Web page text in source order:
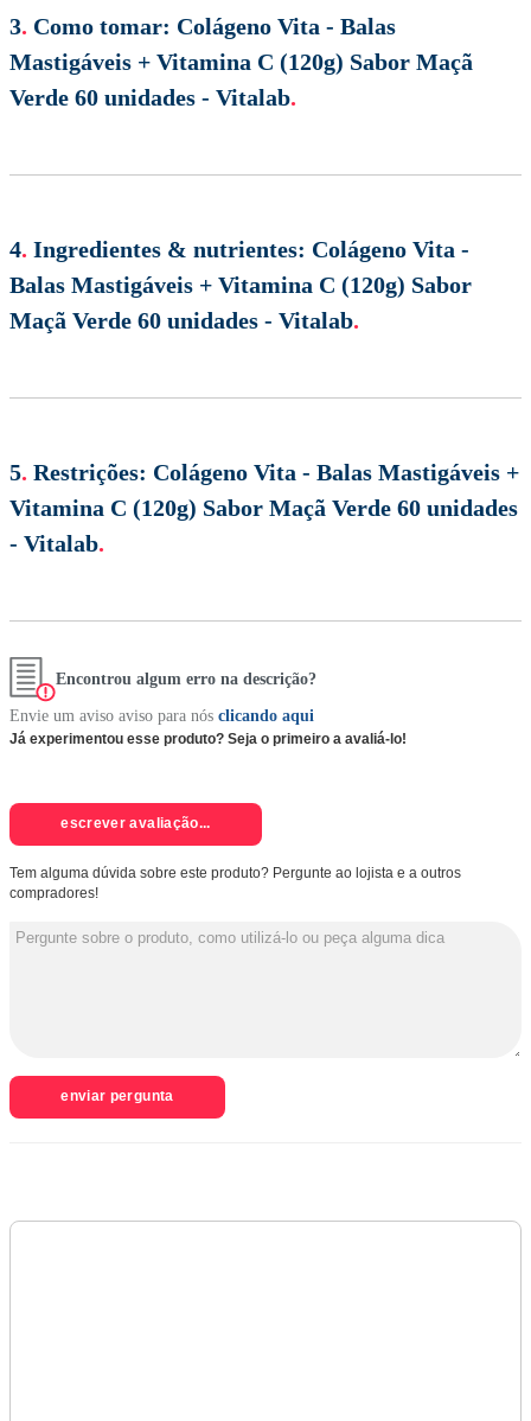
3. Como tomar: Colágeno Vita - Balas
Mastigáveis + Vitamina C (120g) Sabor Maçã
Verde 60 unidades - Vitalab.
4. Ingredientes & nutrientes: Colágeno Vita -
Balas Mastigáveis + Vitamina C (120g) Sabor
Maçã Verde 60 unidades - Vitalab.
5. Restrições: Colágeno Vita - Balas Mastigáveis +
Vitamina C (120g) Sabor Maçã Verde 60 unidades
- Vitalab.
Encontrou algum erro na descrição?
Envie um aviso aviso para nós clicando aqui
Já experimentou esse produto? Seja o primeiro a avaliá-lo!
escrever avaliação...
Tem alguma dúvida sobre este produto? Pergunte ao lojista e a outros
compradores!
enviar pergunta